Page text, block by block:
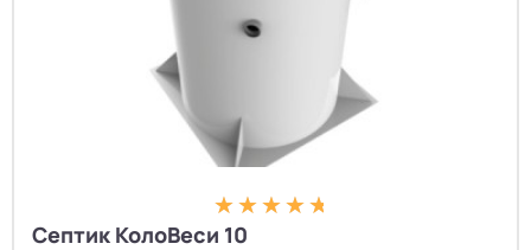
Септик КолоВеси 10